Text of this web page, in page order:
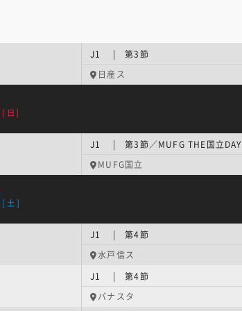
J1 | 第3節
日産ス
[日]
J1 | 第3節／MUFG THE国立DAY
MUFG国立
[土]
J1 | 第4節
水戸信ス
J1 | 第4節
パナスタ